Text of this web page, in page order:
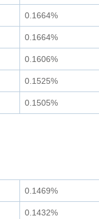
0.1664%
0.1664%
0.1606%
0.1525%
0.1505%
0.1469%
0.1432%